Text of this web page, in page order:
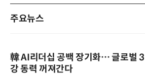
주요뉴스
韓 AI리더십 공백 장기화… 글로벌 3
강 동력 꺼져간다